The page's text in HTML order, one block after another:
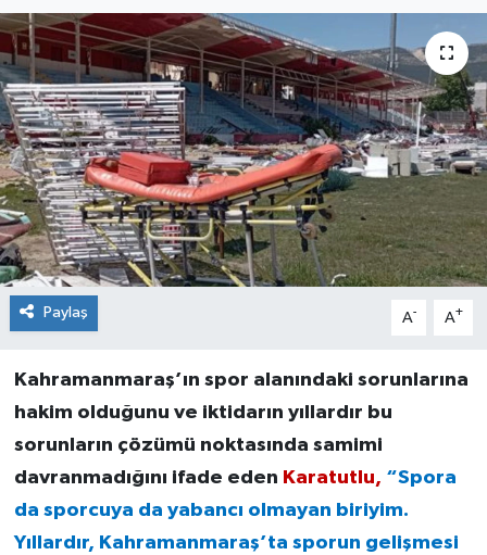
Paylaş A- A+
Kahramanmaraş’ın spor alanındaki sorunlarına
hakim olduğunu ve iktidarın yıllardır bu
sorunların çözümü noktasında samimi
davranmadığını ifade eden Karatutlu, “Spora
da sporcuya da yabancı olmayan biriyim.
Yıllardır, Kahramanmaraş’ta sporun gelişmesi